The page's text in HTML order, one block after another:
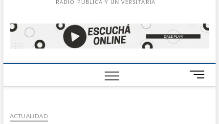
RADIO PÚBLICA Y UNIVERSITARIA
B
o
ACTUALIDAD